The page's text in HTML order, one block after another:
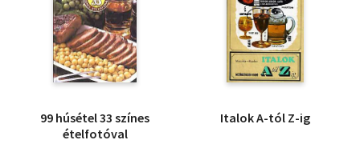
99 húsétel 33 színes
ételfotóval
Italok A-tól Z-ig